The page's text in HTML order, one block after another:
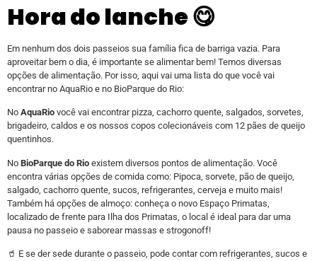
Hora do lanche 😋
Em nenhum dos dois passeios sua família fica de barriga vazia. Para
aproveitar bem o dia, é importante se alimentar bem! Temos diversas
opções de alimentação. Por isso, aqui vai uma lista do que você vai
encontrar no AquaRio e no BioParque do Rio:
No AquaRio você vai encontrar pizza, cachorro quente, salgados, sorvetes,
brigadeiro, caldos e os nossos copos colecionáveis com 12 pães de queijo
quentinhos.
No BioParque do Rio existem diversos pontos de alimentação. Você
encontra várias opções de comida como: Pipoca, sorvete, pão de queijo,
salgado, cachorro quente, sucos, refrigerantes, cerveja e muito mais!
Também há opções de almoço: conheça o novo Espaço Primatas,
localizado de frente para Ilha dos Primatas, o local é ideal para dar uma
pausa no passeio e saborear massas e strogonoff!
🥤 E se der sede durante o passeio, pode contar com refrigerantes, sucos e